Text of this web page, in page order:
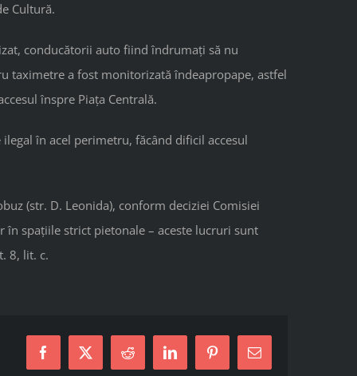
Cultură.
conducătorii auto fiind îndrumați să nu
taximetre a fost monitorizată îndeapropape, astfel
înspre Piața Centrală.
în acel perimetru, făcând dificil accesul
(str. D. Leonida), conform deciziei Comisiei
spațiile strict pietonale – aceste lucruri sunt
8, lit. c.
Facebook
X Reddit LinkedInPinterestEmail